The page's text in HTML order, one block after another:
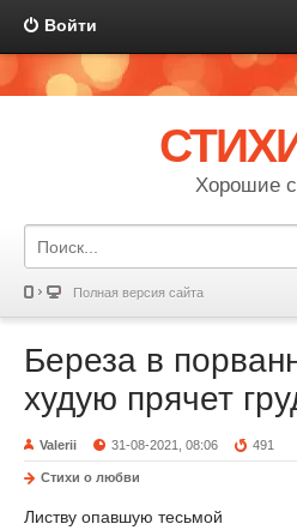
Войти
Хорошие
Полная версия сайта
Береза в
худую прячет
Valerii 31-08-2021, 08:06 491
Стихи о любви
Листву опавшую тесьмой